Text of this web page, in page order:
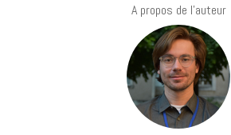
A propos de l'auteur